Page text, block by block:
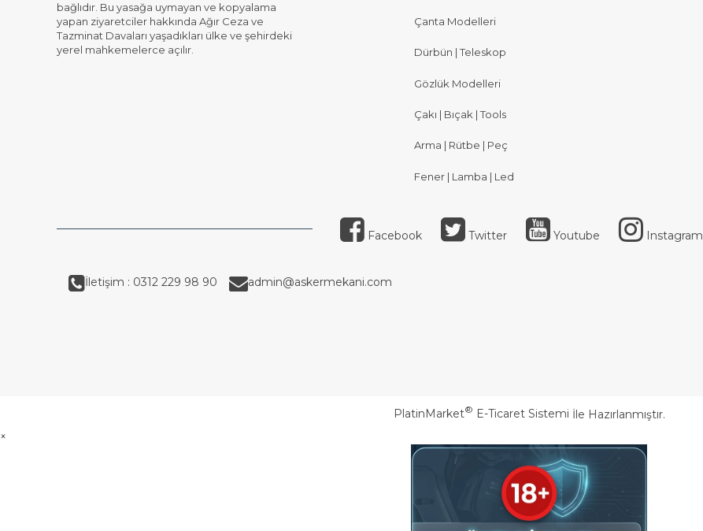
bağlıdır. Bu yasağa uymayan ve kopyalama
yapan ziyaretciler hakkında Ağır Ceza ve
Tazminat Davaları yaşadıkları ülke ve şehirdeki
yerel mahkemelerce açılır.
Çanta Modelleri
Dürbün | Teleskop
Gözlük Modelleri
Çakı | Bıçak | Tools
Arma | Rütbe | Peç
Fener | Lamba | Led
Facebook Twitter Youtube Instagram
İletişim : 0312 229 98 90 admin@askermekani.com
PlatinMarket® E-Ticaret Sistemi İle Hazırlanmıştır.
×